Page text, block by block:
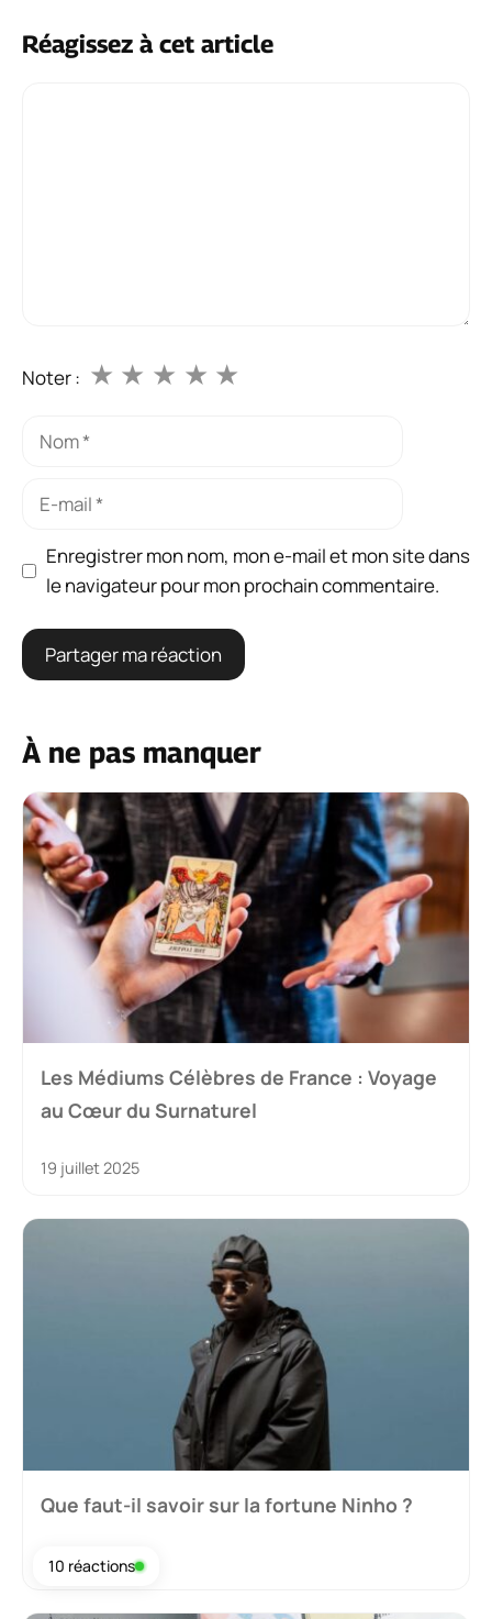
Réagissez à cet article
Noter : ★
★
★
★
★
Nom
Enregistrer mon nom, mon e-mail et mon site dans
le navigateur pour mon prochain commentaire.
À ne pas manquer
Les Médiums Célèbres de France : Voyage
au Cœur du Surnaturel
19 juillet 2025
Que faut-il savoir sur la fortune Ninho ?
17 juillet 2025
10 réactions